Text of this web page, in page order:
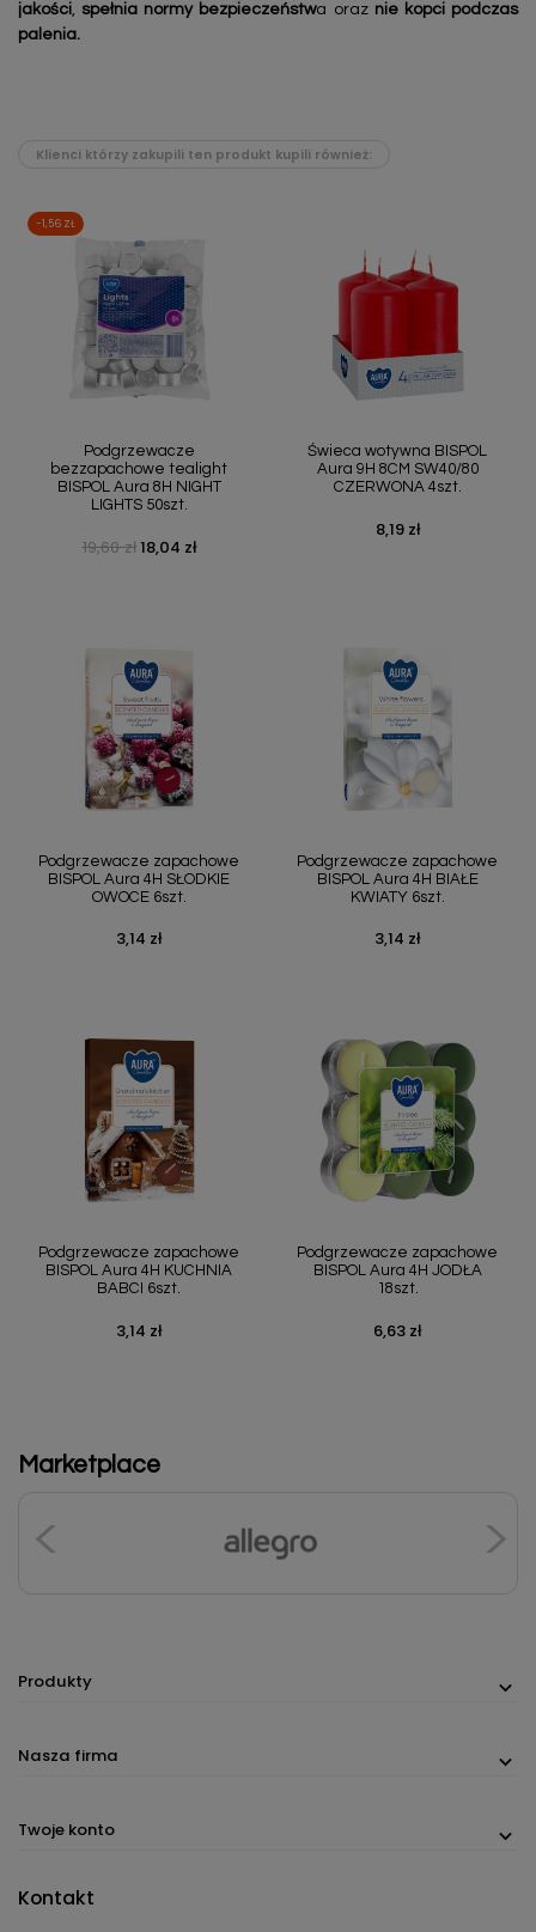
jakości,spełnia normy bezpieczeństwa oraz nie kopci podczas
palenia.
Klienci którzy zakupili ten produkt kupili również:
Podgrzewacze
bezzapachowe tealight
BISPOL Aura 8H NIGHT
LIGHTS 50szt.
Cena podstawowa
19,60 zł Cena
18,04 zł
-1,56 ZŁ
Świeca wotywna BISPOL
Aura 9H 8CM SW40/80
CZERWONA 4szt.
Cena
8,19 zł
Podgrzewacze zapachowe
BISPOL Aura 4H SŁODKIE
OWOCE 6szt.
Cena
3,14 zł
Podgrzewacze zapachowe
BISPOL Aura 4H BIAŁE
KWIATY 6szt.
Cena
3,14 zł
Podgrzewacze zapachowe
BISPOL Aura 4H KUCHNIA
BABCI 6szt.
Cena
3,14 zł
Podgrzewacze zapachowe
BISPOL Aura 4H JODŁA
18szt.
Cena
6,63 zł
Marketplace
Produkty
Nasza firma
Twoje konto
Kontakt